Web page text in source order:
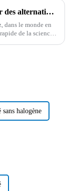
Explorer des alternatives innovantes aux meilleurs additifs antistatiques pour des performances améliorées
dans le monde en
de la science
halogène